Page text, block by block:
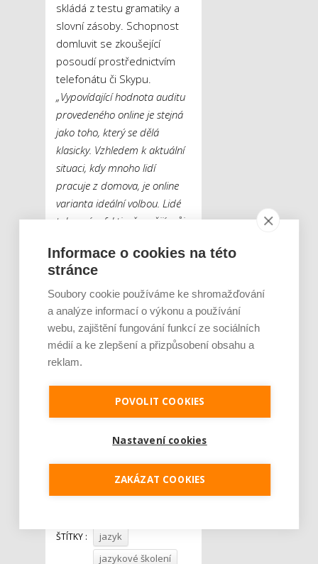
skládá z testu gramatiky a
slovní zásoby. Schopnost
domluvit se zkoušející
posoudí prostřednictvím
telefonátu či Skypu.
„Vypovídající hodnota auditu
provedeného online je stejná
jako toho, který se dělá
klasicky. Vzhledem k aktuální
situaci, kdy mnoho lidí
pracuje z domova, je online
varianta ideální volbou. Lidé
tak navíc efektivně využijí svůj
Simona Škurková.
Opakování je matka
moudrosti a pravidelné
testování je základem
každé dobré metodiky.
Proto je ideální audit
až dvakrát ročně. Díky tomu
lze zjistit progres a
případně upravit požadavky
Tweet
ŠTÍTKY :
jazyk
jazykové školení
Informace o cookies na této
stránce
Soubory cookie používáme ke shromažďování
a analýze informací o výkonu a používání
webu, zajištění fungování funkcí ze sociálních
médií a ke zlepšení a přizpůsobení obsahu a
reklam.
POVOLIT COOKIES
Nastavení cookies
ZAKÁZAT COOKIES